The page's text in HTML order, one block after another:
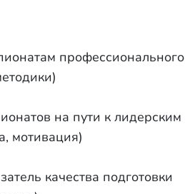
профессионального
на пути к лидерским
мотивация)
качества подготовки